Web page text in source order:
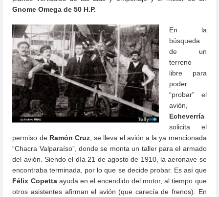
Gnome Omega de 50 H.P.
En la
búsqueda
de un
terreno
libre para
poder
“probar” el
avión,
Echeverría
solicita el
permiso de Ramón Cruz , se lleva el avión a la ya mencionada
“Chacra Valparaíso”, donde se monta un taller para el armado
del avión. Siendo el día 21 de agosto de 1910, la aeronave se
encontraba terminada, por lo que se decide probar. Es así que
Félix Copettaayuda en el encendido del motor, al tiempo que
otros asistentes afirman el avión (que carecía de frenos). En